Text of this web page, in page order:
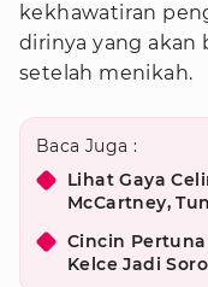
kekhawatiran
dirinya yang akan
setelah menikah.
Baca Juga :
Lihat Gaya
McCartney,
Cincin
Kelce Jadi